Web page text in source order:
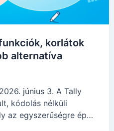
korlátok
alternatíva
június 3. A Tally
kódolás nélküli
az egyszerűségre épül.